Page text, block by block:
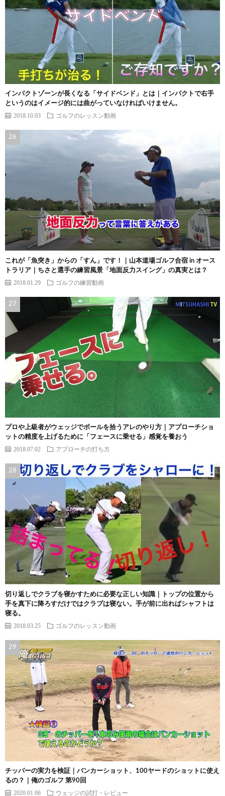
インパクトゾーンが長くなる「サイドベンド」とは｜インパクトで右手
というのはイメージ的には曲がっていなければいけません。
2018.10.03 ゴルフのレッスン動画
これが「魚突き」からの「すん」です！｜山本道場ゴルフ合宿 in オース
トラリア｜ちさと選手の練習風景「地面反力スイング」の真実とは？
2018.01.29 ゴルフの練習動画
プロや上級者がウェッジでボールを拾うアレのやり方｜アプローチショ
ットの精度を上げるために「フェースに乗せる」感覚を養おう
2018.07.02 アプローチの打ち方
切り返しでクラブを寝かすために必要な正しい知識｜トップの位置から
手を真下に降ろすだけではクラブは寝ない。手が前に出ればシャフトは
寝る。
2018.03.25 ゴルフのレッスン動画
チッパーの実力を検証｜バンカーショット、100ヤードのショットに使え
るの？｜俺のゴルフ 第90回
2020.01.06 ウェッジの試打・レビュー